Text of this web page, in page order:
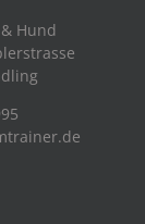
Hund